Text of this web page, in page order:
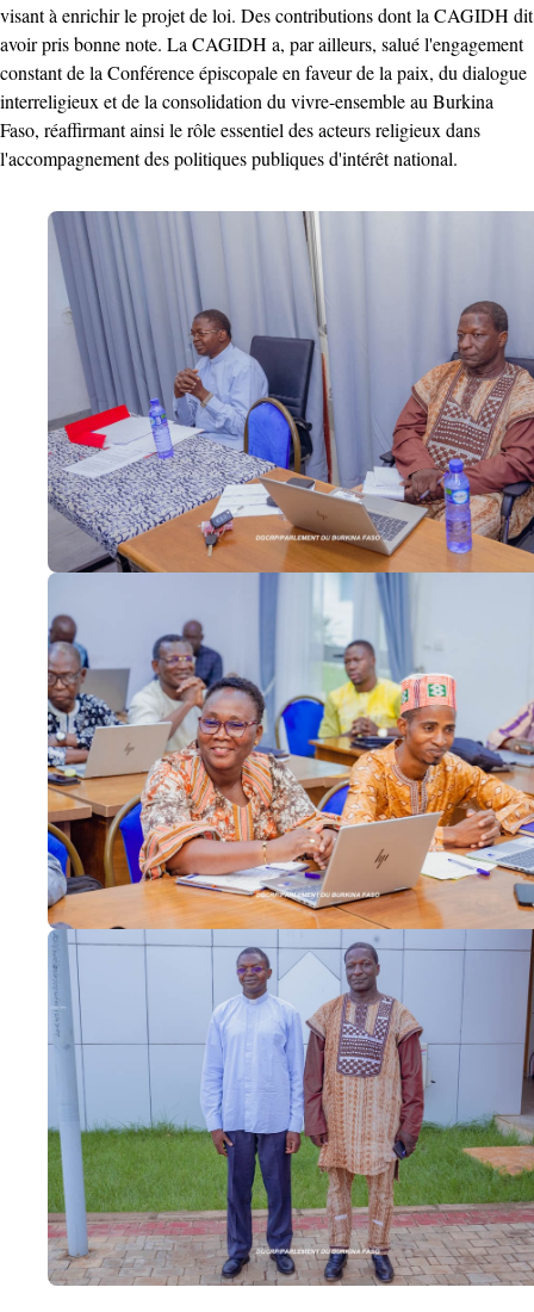
visant à enrichir le projet de loi. Des contributions dont la CAGIDH dit
avoir pris bonne note. La CAGIDH a, par ailleurs, salué l'engagement
constant de la Conférence épiscopale en faveur de la paix, du dialogue
interreligieux et de la consolidation du vivre-ensemble au Burkina
Faso, réaffirmant ainsi le rôle essentiel des acteurs religieux dans
l'accompagnement des politiques publiques d'intérêt national.